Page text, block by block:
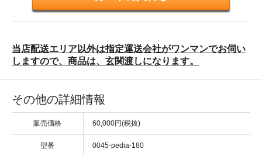
当店配送エリア以外は指定運送会社がワンマンでお伺い
しますので、商品は、玄関渡しになります。
その他の詳細情報
販売価格 60,000円(税抜)
型番 0045-pedia-180